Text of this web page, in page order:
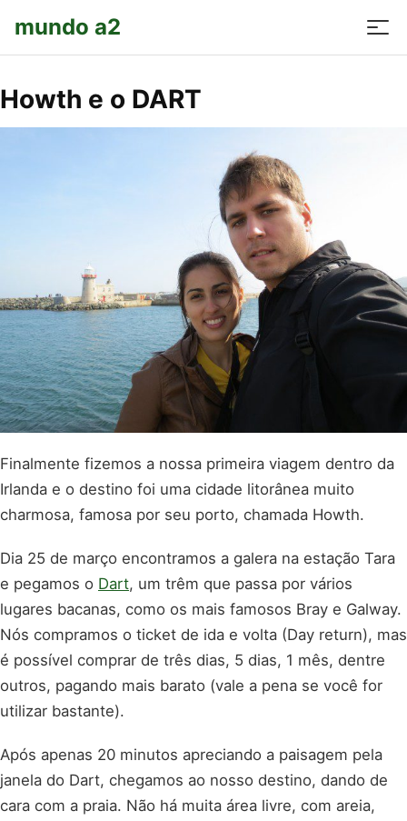
mundo a2
Howth e o DART
Finalmente fizemos a nossa primeira viagem dentro da
Irlanda e o destino foi uma cidade litorânea muito
charmosa, famosa por seu porto, chamada Howth.
Dia 25 de março encontramos a galera na estação Tara
e pegamos o Dart, um trêm que passa por vários
lugares bacanas, como os mais famosos Bray e Galway.
Nós compramos o ticket de ida e volta (Day return), mas
é possível comprar de três dias, 5 dias, 1 mês, dentre
outros, pagando mais barato (vale a pena se você for
utilizar bastante).
Após apenas 20 minutos apreciando a paisagem pela
janela do Dart, chegamos ao nosso destino, dando de
cara com a praia. Não há muita área livre, com areia,